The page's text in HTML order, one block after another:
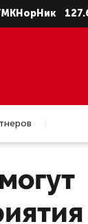
127.66